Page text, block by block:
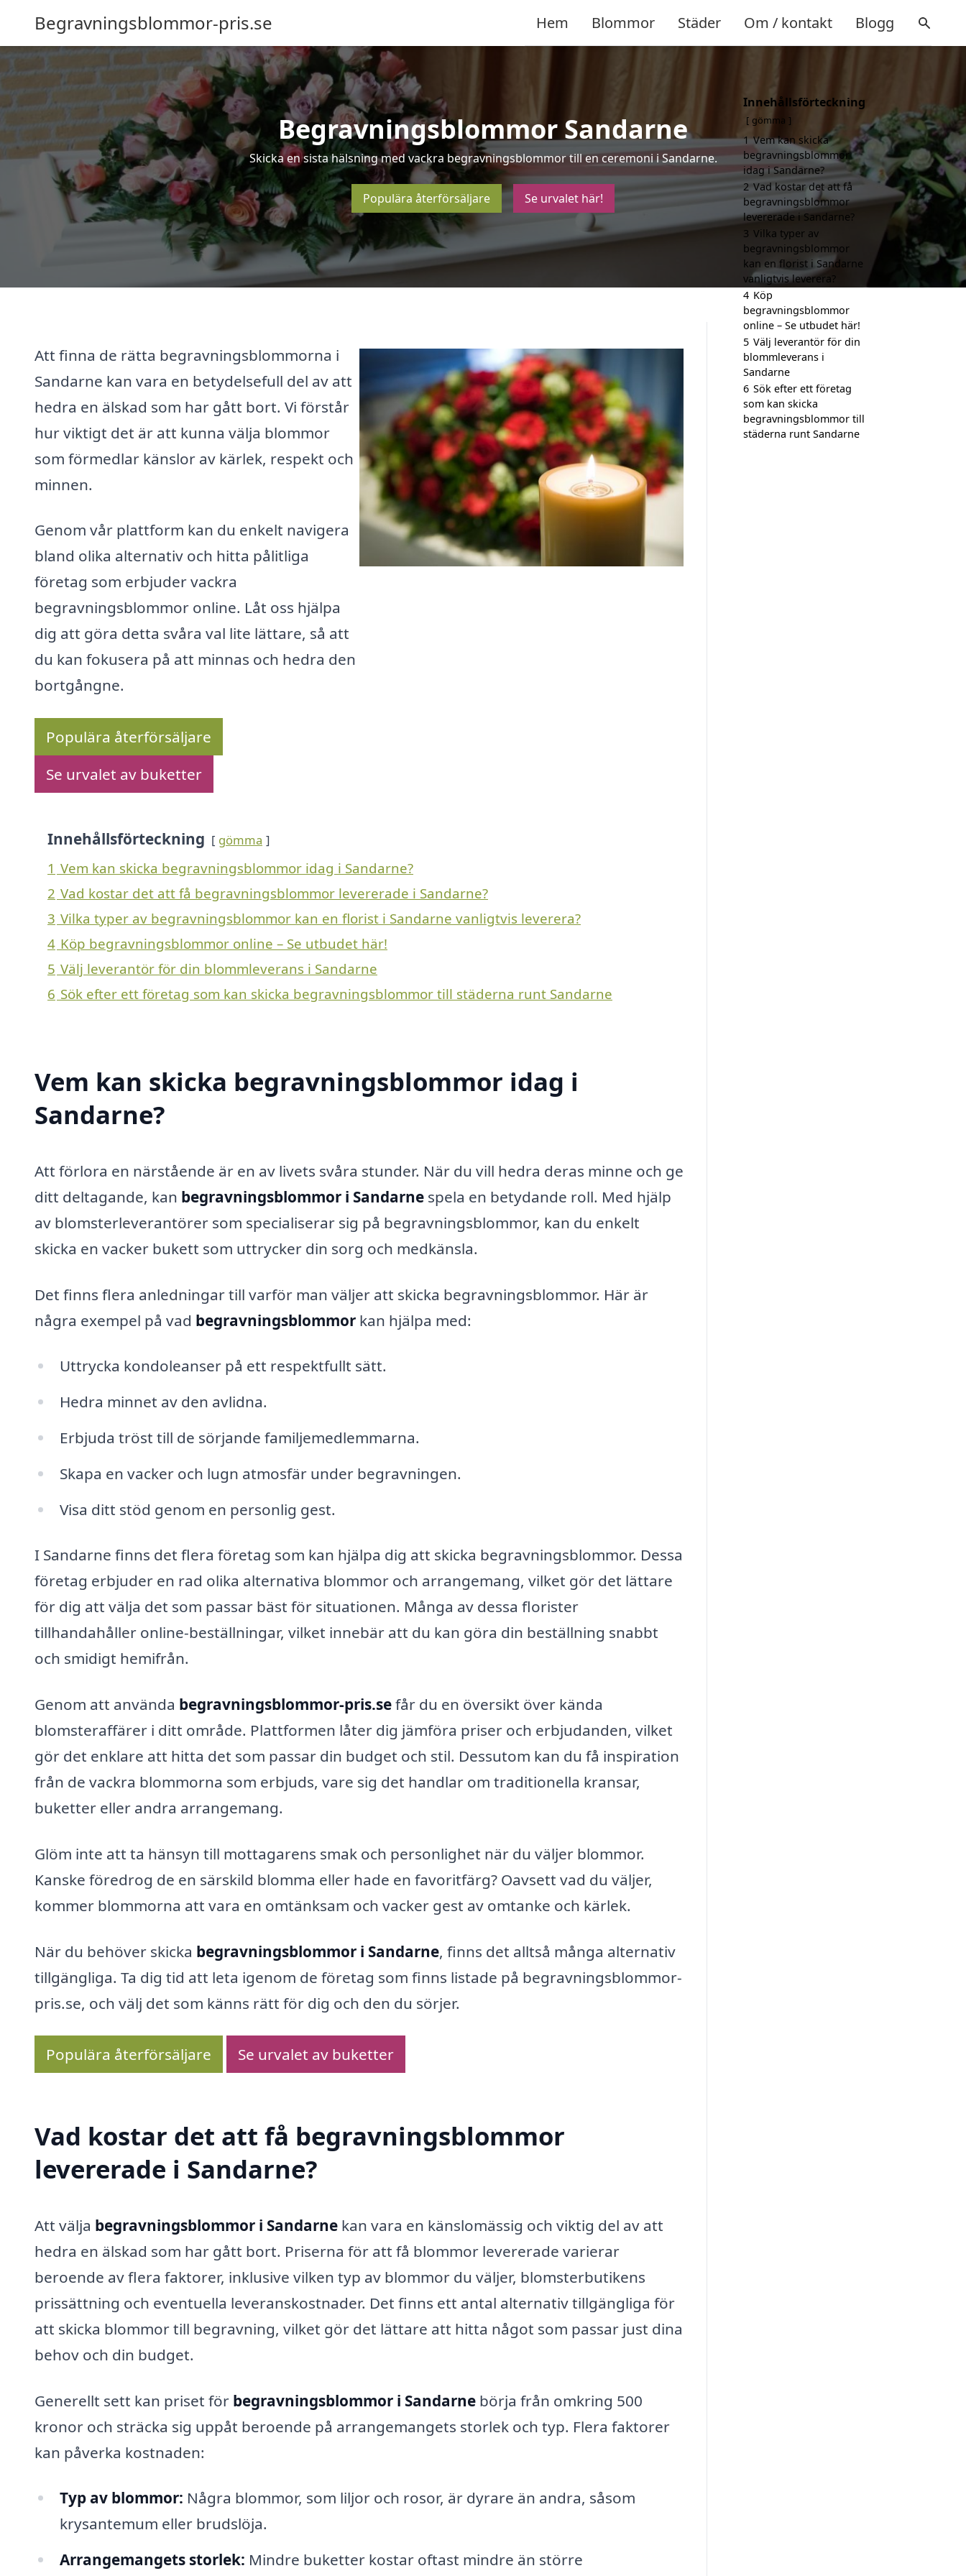
Begravningsblommor-pris.se Hem Blommor Städer Om / kontakt Blogg
Begravningsblommor Sandarne
Skicka en sista hälsning med vackra begravningsblommor till en ceremoni i Sandarne.
Populära återförsäljare Se urvalet här!
Att finna de rätta begravningsblommorna i
Sandarne kan vara en betydelsefull del av att
hedra en älskad som har gått bort. Vi förstår
hur viktigt det är att kunna välja blommor
som förmedlar känslor av kärlek, respekt och
minnen.
Genom vår plattform kan du enkelt navigera
bland olika alternativ och hitta pålitliga
företag som erbjuder vackra
begravningsblommor online. Låt oss hjälpa
dig att göra detta svåra val lite lättare, så att
du kan fokusera på att minnas och hedra den
bortgångne.
Populära återförsäljare
Se urvalet av buketter
Innehållsförteckning gömma
1 Vem kan skicka begravningsblommor idag i Sandarne?
2 Vad kostar det att få begravningsblommor levererade i Sandarne?
3 Vilka typer av begravningsblommor kan en florist i Sandarne vanligtvis leverera?
4 Köp begravningsblommor online – Se utbudet här!
5 Välj leverantör för din blommleverans i Sandarne
6 Sök efter ett företag som kan skicka begravningsblommor till städerna runt Sandarne
Vem kan skicka begravningsblommor idag i
Sandarne?
Att förlora en närstående är en av livets svåra stunder. När du vill hedra deras minne och ge
ditt deltagande, kan begravningsblommor i Sandarne spela en betydande roll. Med hjälp
av blomsterleverantörer som specialiserar sig på begravningsblommor, kan du enkelt
skicka en vacker bukett som uttrycker din sorg och medkänsla.
Det finns flera anledningar till varför man väljer att skicka begravningsblommor. Här är
några exempel på vad begravningsblommor kan hjälpa med:
Uttrycka kondoleanser på ett respektfullt sätt.
Hedra minnet av den avlidna.
Erbjuda tröst till de sörjande familjemedlemmarna.
Skapa en vacker och lugn atmosfär under begravningen.
Visa ditt stöd genom en personlig gest.
I Sandarne finns det flera företag som kan hjälpa dig att skicka begravningsblommor. Dessa
företag erbjuder en rad olika alternativa blommor och arrangemang, vilket gör det lättare
för dig att välja det som passar bäst för situationen. Många av dessa florister
tillhandahåller online-beställningar, vilket innebär att du kan göra din beställning snabbt
och smidigt hemifrån.
Genom att använda begravningsblommor-pris.sefår du en översikt över kända
blomsteraffärer i ditt område. Plattformen låter dig jämföra priser och erbjudanden, vilket
gör det enklare att hitta det som passar din budget och stil. Dessutom kan du få inspiration
från de vackra blommorna som erbjuds, vare sig det handlar om traditionella kransar,
buketter eller andra arrangemang.
Glöm inte att ta hänsyn till mottagarens smak och personlighet när du väljer blommor.
Kanske föredrog de en särskild blomma eller hade en favoritfärg? Oavsett vad du väljer,
kommer blommorna att vara en omtänksam och vacker gest av omtanke och kärlek.
När du behöver skicka begravningsblommor i Sandarne, finns det alltså många alternativ
tillgängliga. Ta dig tid att leta igenom de företag som finns listade på begravningsblommor-
pris.se, och välj det som känns rätt för dig och den du sörjer.
Populära återförsäljare Se urvalet av buketter
Vad kostar det att få begravningsblommor
levererade i Sandarne?
Att välja begravningsblommor i Sandarne kan vara en känslomässig och viktig del av att
hedra en älskad som har gått bort. Priserna för att få blommor levererade varierar
beroende av flera faktorer, inklusive vilken typ av blommor du väljer, blomsterbutikens
prissättning och eventuella leveranskostnader. Det finns ett antal alternativ tillgängliga för
att skicka blommor till begravning, vilket gör det lättare att hitta något som passar just dina
behov och din budget.
Generellt sett kan priset för begravningsblommor i Sandarne börja från omkring 500
kronor och sträcka sig uppåt beroende på arrangemangets storlek och typ. Flera faktorer
kan påverka kostnaden:
Typ av blommor: Några blommor, som liljor och rosor, är dyrare än andra, såsom
krysantemum eller brudslöja.
Arrangemangets storlek: Mindre buketter kostar oftast mindre än större
Innehållsförteckning
gömma
1 Vem kan skicka
begravningsblommor
idag i Sandarne?
2 Vad kostar det att få
begravningsblommor
levererade i Sandarne?
3 Vilka typer av
begravningsblommor
kan en florist i Sandarne
vanligtvis leverera?
4 Köp
begravningsblommor
online – Se utbudet här!
5 Välj leverantör för din
blommleverans i
Sandarne
6 Sök efter ett företag
som kan skicka
begravningsblommor till
städerna runt Sandarne